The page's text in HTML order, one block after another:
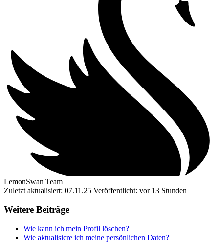
LemonSwan Team
Zuletzt aktualisiert: 07.11.25 Veröffentlicht: vor 13 Stunden
Weitere Beiträge
Wie kann ich mein Profil löschen?
Wie aktualisiere ich meine persönlichen Daten?